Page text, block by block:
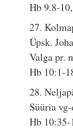
Hb 9.8-
27.
Üpsk.
Valga pr.
Hb 10:1-
28.
Süüria
Hb